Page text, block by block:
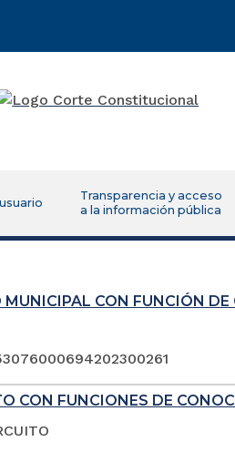
Transparencia y acceso
a la información pública
CON FUNCIÓN
CON FUNCIONES DE